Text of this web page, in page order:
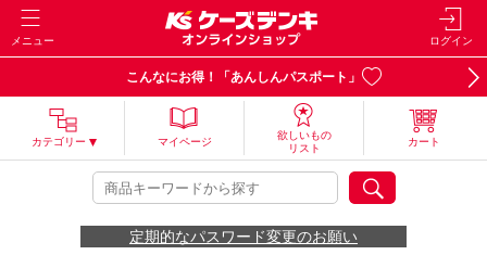
メニュー ログイン
こんなにお得！「あんしんパスポート」
カテゴリー マイページ
欲しいもの
リスト
カート
定期的なパスワード変更のお願い